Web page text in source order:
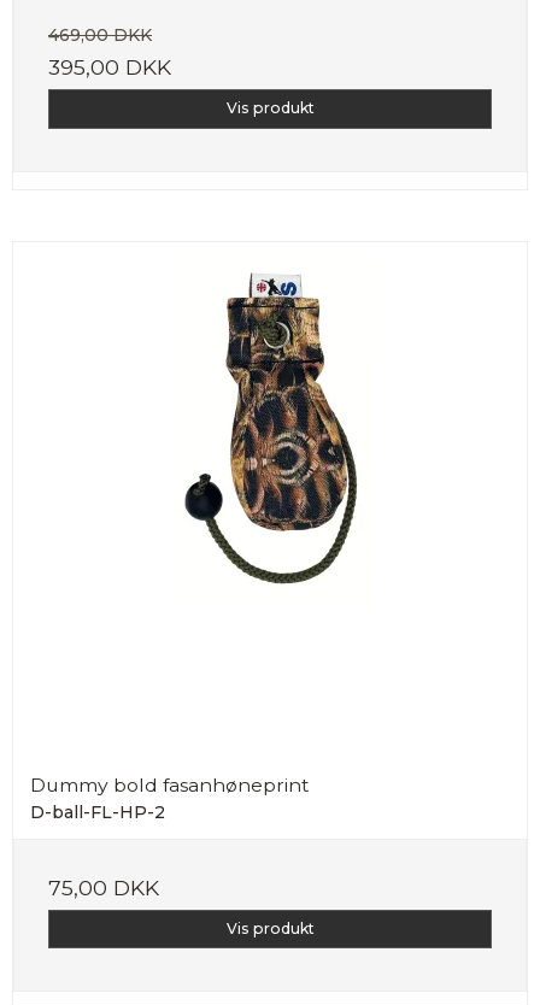
469,00 DKK
395,00 DKK
Vis produkt
Dummy bold fasanhøneprint
D-ball-FL-HP-2
75,00 DKK
Vis produkt